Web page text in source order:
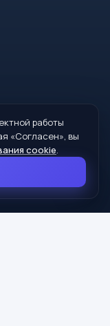
МО
ул. Кирова, дом 7
работы
«Согласен», вы
cookie.